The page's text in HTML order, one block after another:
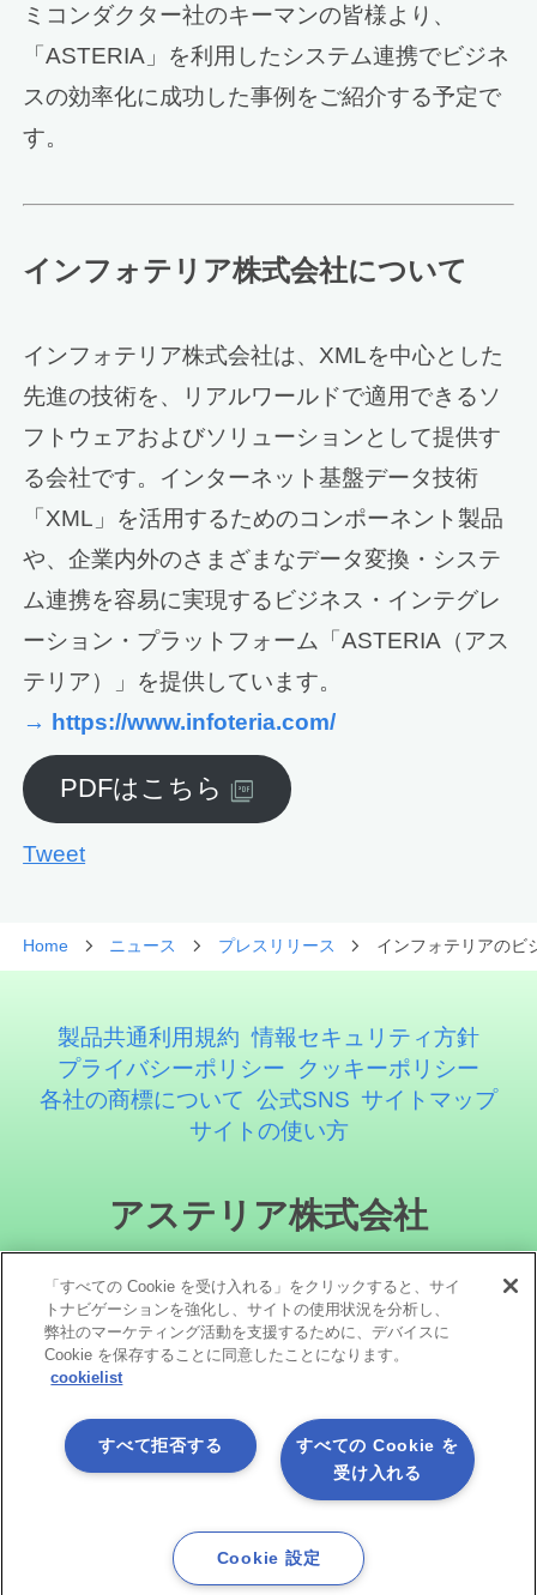
ミコンダクター社のキーマンの皆様より、
「ASTERIA」を利用したシステム連携でビジネ
スの効率化に成功した事例をご紹介する予定で
す。
インフォテリア株式会社について
インフォテリア株式会社は、XMLを中心とした
先進の技術を、リアルワールドで適用できるソ
フトウェアおよびソリューションとして提供す
る会社です。インターネット基盤データ技術
「XML」を活用するためのコンポーネント製品
や、企業内外のさまざまなデータ変換・システ
ム連携を容易に実現するビジネス・インテグレ
ーション・プラットフォーム「ASTERIA（アス
テリア）」を提供しています。
→ https://www.infoteria.com/
PDFはこちら
Tweet
Home ニュース プレスリリース インフォテリアのビ
製品共通利用規約 情報セキュリティ方針
プライバシーポリシー
クッキーポリシー
各社の商標について 公式SNS サイトマップ
サイトの使い方
アステリア株式会社
ソーシャルメディア
Copyright©1998 -2026 Asteria Corporation. All Rights Reserved.
「すべての Cookie を受け入れる」をクリックすると、サイ
トナビゲーションを強化し、サイトの使用状況を分析し、
弊社のマーケティング活動を支援するために、デバイスに
Cookie を保存することに同意したことになります。
cookielist
すべての Cookie を
受け入れる
すべて拒否する
Cookie 設定